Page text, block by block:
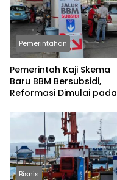
Pemerintahan
Pemerintah Kaji Skema
Baru BBM Bersubsidi,
Reformasi Dimulai pada
Bisnis